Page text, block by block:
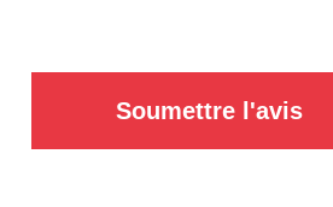
Soumettre l'avis